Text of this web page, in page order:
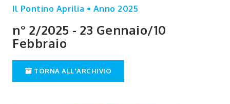
Il Pontino Aprilia • Anno 2025
n° 2/2025 - 23 Gennaio/10
Febbraio
TORNA ALL'ARCHIVIO